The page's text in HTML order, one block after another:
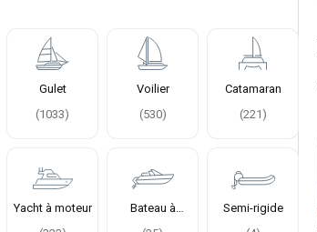
Gulet
(1033)
Voilier
(530)
Catamaran
(221 )
Yacht à moteur
Bateau à
Semi-rigide